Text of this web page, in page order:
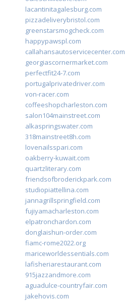
lacantinitagalesburg.com
pizzadeliverybristol.com
greenstarsmogcheck.com
happypawspl.com
callahansautoservicecenter.com
georgiascornermarket.com
perfectfit24-7.com
portugalprivatedriver.com
von-racer.com
coffeeshopcharleston.com
salon104mainstreet.com
alkaspringswater.com
318mainstreet8h.com
lovenailsspari.com
oakberry-kuwait.com
quartzliterary.com
friendsofbroderickpark.com
studiopiattellina.com
jannagrillspringfield.com
fujiyamacharleston.com
elpatronchardon.com
donglaishun-order.com
fiamc-rome2022.org
mariceworldessentials.com
lafisheriarestaurant.com
915jazzandmore.com
aguadulce-countryfair.com
jakehovis.com